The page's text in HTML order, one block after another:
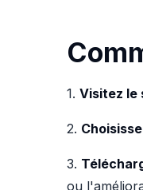
1. Visitez le
2.
3.
ou